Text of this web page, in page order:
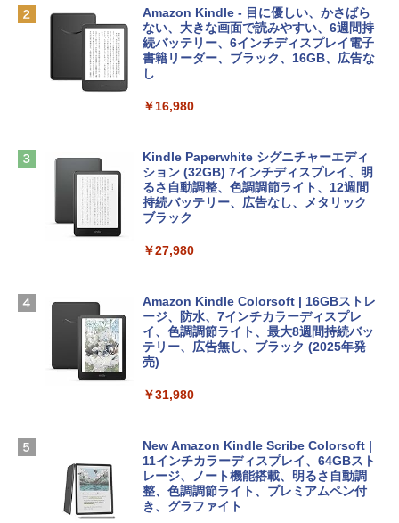
tomtoc 360°保護 15.6 16インチ パソコ
ンケース Dell NEC Lavie ASUS HP dyna
book Lenovo対応
￥2,952
Apple 2026 MacBook Air M5チップ搭載
13インチノートブック：AIとApple Intell
igence、13.6インチLiquid Retinaディ
スプレイ、16GBユニファイドメモリ、1
TB SSDストレージ、12MPセンターフレ
D - シルバー
【Amazon.co.jp限定】 HP ノートパソコ
ン 15-fd 15.6インチ 16GBメモリ 512GB
SSD インテル Core 5
￥129,800
FMV ノートパソコン WE1-K3 (MS 365 P
ersonal/Copilotキー搭載/Win 11/15.6型/
Core i5/16GB/SSD 512GB/ホワイト) FM
VWK3E15W_AZ
Robloxギフトカード - 1000 Robux 【限
定バーチャルアイテムを含む】 【オンラ
インゲームコード】 ロブロックス |オン
ラインコード版
4(最新 永続版)|オンラインコード版|Wind
ows11、10/mac対応|PC2台
￥39,582
Robloxギフトカード - 2,000 Robux 【限
ラインコード版
￥3,200
ト): Java & Bedrock Edition | オンライ
￥3,600
出す プロンプトの言葉 AI画像生成シリー
ズ (はぴーイラストLabo)
￥480
ClaudeCode いちばんやさしい 教科書:
にもKindle出版にも！ 非エンジニアのた
めのAIコーディング入門シリーズ
￥99
1冊ですべて身につくHTML & CSSとWe
￥1,292
FM TOWNS ハイパー・カタログ: 本体ハ
ェクトリストと最新エミュレータ紹介
Amazon Kindle - 目に優しい、かさばら
ない、大きな画面で読みやすい、6週間持
続バッテリー、6インチディスプレイ電子
書籍リーダー、ブラック、16GB、広告な
し
￥16,980
Kindle Paperwhite シグニチャーエディ
ション (32GB) 7インチディスプレイ、明
るさ自動調整、色調調節ライト、12週間
持続バッテリー、広告なし、メタリック
ブラック
￥27,980
Amazon Kindle Colorsoft | 16GBストレ
ージ、防水、7インチカラーディスプレ
イ、色調調節ライト、最大8週間持続バッ
テリー、広告無し、ブラック (2025年発
売)
￥31,980
New Amazon Kindle Scribe Colorsoft |
11インチカラーディスプレイ、64GBスト
レージ、ノート機能搭載、明るさ自動調
整、色調調節ライト、プレミアムペン付
き、グラファイト